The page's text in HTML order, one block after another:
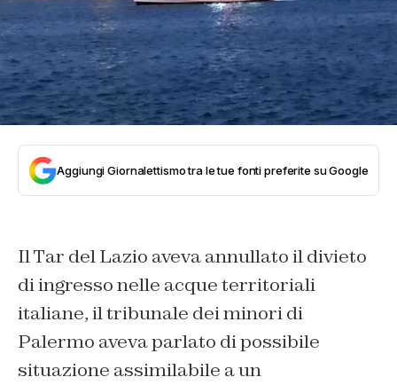
Aggiungi Giornalettismo tra le tue fonti preferite su Google
Il Tar del Lazio aveva annullato il divieto
di ingresso nelle acque territoriali
italiane, il tribunale dei minori di
Palermo aveva parlato di possibile
situazione assimilabile a un